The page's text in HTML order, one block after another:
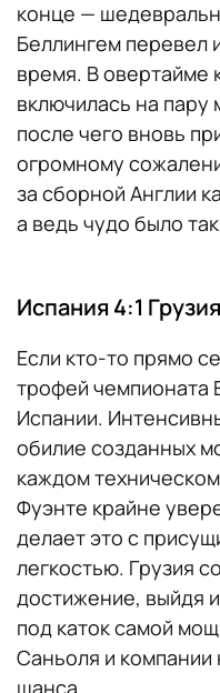
конце —
Беллингем перевел
время. В овертайме
включилась на пару
после чего вновь
огромному
за сборной Англии
а ведь чудо было
Испания 4:1 Грузия
Если кто-то прямо
трофей чемпионата
Испании.
обилие созданных
каждом
Фуэнте крайне
делает это с
легкостью. Грузия
достижение, выйдя
под каток самой
Саньоля и
шанса.